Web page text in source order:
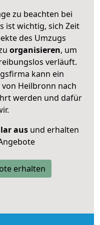
zu beachten bei
ist wichtig, sich Zeit
des Umzugs
organisieren, um
verläuft.
kann ein
Heilbronn nach
werden und dafür
ausund erhalten
erhalten